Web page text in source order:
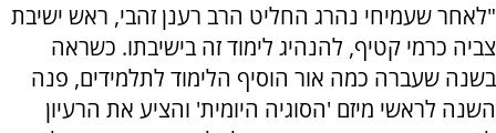
"לאחר שעמיחי נהרג החליט הרב רענן זהבי, ראש ישיבת
צביה כרמי קטיף, להנהיג לימוד זה בישיבתו. כשראה
בשנה שעברה כמה אור הוסיף הלימוד לתלמידים, פנה
השנה לראשי מיזם 'הסוגיה היומית' והציע את הרעיון